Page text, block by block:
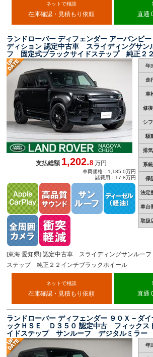
ネットで相談
在庫確認・見積もり依頼 直通
ランドローバー ディフェンダー アーバンビー
ディション 認定中古車 スライディングサン
フ 固定式ブラックサイドステップ 純正２
ンチブラックホイール ブラックエクステリ
ック ＭＥＲＩＤＩＡＮサウンドシステム シ
トクーラー＆ヒーター ＥＴＣ２．０
年
走
車
修
シ
駆
排
系
保
法定
車台
取扱
支払総額1,202.8 万円
車両価格：1,185.0万円
諸費用：17.8万円
[東海:愛知県] 認定中古車 スライディングサンルー
ステップ 純正２２インチブラックホイール
ネットで相談
在庫確認・見積もり依頼 直通
ランドローバー ディフェンダー ９０Ｘ－ダイ
ックＨＳＥ Ｄ３５０ 認定中古 フィックス
イドステップ サンルーフ デジタルミラー
０インチブラックホイール ＥＴＣ ＭＥＲ
ＩＡＮサウンドシステム シートクーラー＆ヒ
年